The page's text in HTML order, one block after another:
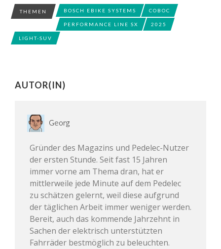
THEMEN BOSCH EBIKE SYSTEMS COBOC
PERFORMANCE LINE SX 2025
LIGHT-SUV
AUTOR(IN)
Georg
Gründer des Magazins und Pedelec-Nutzer
der ersten Stunde. Seit fast 15 Jahren
immer vorne am Thema dran, hat er
mittlerweile jede Minute auf dem Pedelec
zu schätzen gelernt, weil diese aufgrund
der täglichen Arbeit immer weniger werden.
Bereit, auch das kommende Jahrzehnt in
Sachen der elektrisch unterstützten
Fahrräder bestmöglich zu beleuchten.